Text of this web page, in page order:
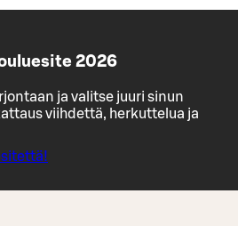
2026
ja valitse juuri sinun
viihdettä, herkuttelua ja